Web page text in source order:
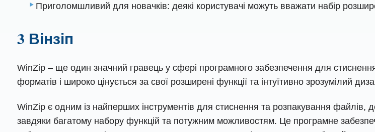
Приголомшливий для новачків: деякі користувачі можуть вважати набір
3 Вінзіп
WinZip – ще один значний гравець у сфері програмного забезпечення для
форматів і широко цінується за свої розширені функції та інтуїтивно зрозумілий
WinZip є одним із найперших інструментів для стиснення та розпакування файлів,
завдяки багатому набору функцій та потужним можливостям. Це програмне